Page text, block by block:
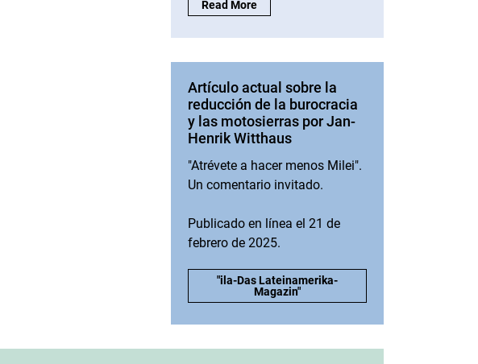
Reseña de Jan-Henrik Witthaus sobre "El
Read More
Artículo actual sobre la
reducción de la burocracia
y las motosierras por Jan-
Henrik Witthaus
"Atrévete a hacer menos Milei".
Un comentario invitado.
Publicado en línea el 21 de
febrero de 2025.
Artículo actual sobre la reducción de la
"ila-Das Lateinamerika-
Magazin"